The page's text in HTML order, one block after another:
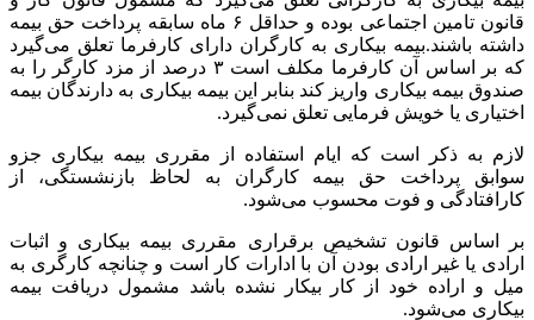
قانون تامین اجتماعی بوده و حداقل ۶ ماه سابقه پرداخت حق بیمه
داشته باشند.بیمه بیکاری به کارگران دارای کارفرما تعلق می‌گیرد
که بر اساس آن کارفرما مکلف است ۳ درصد از مزد کارگر را به
صندوق بیمه بیکاری واریز کند بنابر این بیمه بیکاری به دارندگان بیمه
اختیاری یا خویش فرمایی تعلق نمی‌گیرد.
لازم به ذکر است که ایام استفاده از مقرری بیمه بیکاری جزو
سوابق پرداخت حق بیمه کارگران به لحاظ بازنشستگی، از
کارافتادگی و فوت محسوب می‌شود.
بر اساس قانون تشخیص برقراری مقرری بیمه‌ بیکاری و اثبات
ارادی یا غیر ارادی بودن آن با ادارات کار است و چنانچه کارگری به
میل و اراده خود از کار بیکار نشده باشد مشمول دریافت بیمه
بیکاری می‌شود.